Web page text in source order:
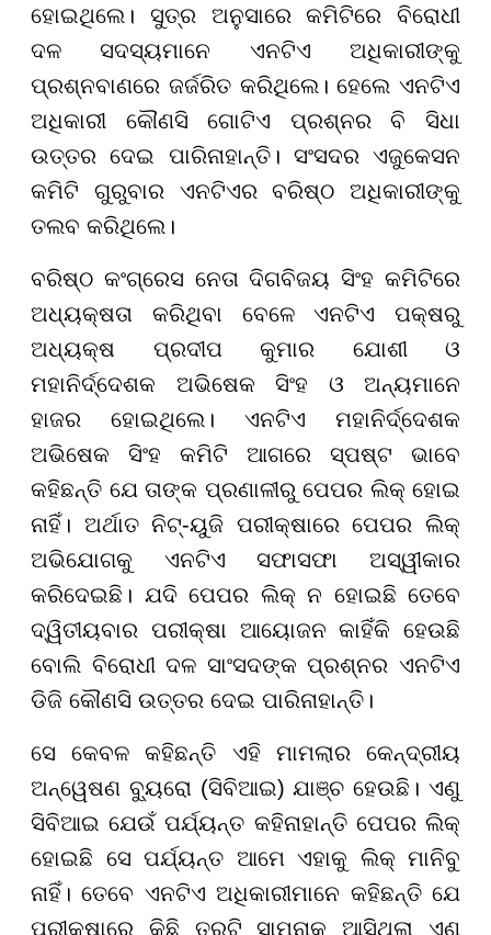
ହୋଇଥିଲେ। ସୁତ୍ର ଅନୁସାରେ କମିଟିରେ ବିରୋଧୀ
ଦଳ ସଦସ୍ୟମାନେ ଏନଟିଏ ଅଧିକାରୀଙ୍କୁ
ପ୍ରଶ୍ନବାଣରେ ଜର୍ଜରିତ କରିଥିଲେ। ହେଲେ ଏନଟିଏ
ଅଧିକାରୀ କୌଣସି ଗୋଟିଏ ପ୍ରଶ୍ନର ବି ସିଧା
ଉତ୍ତର ଦେଇ ପାରିନାହାନ୍ତି। ସଂସଦର ଏଜୁକେସନ
କମିଟି ଗୁରୁବାର ଏନଟିଏର ବରିଷ୍ଠ ଅଧିକାରୀଙ୍କୁ
ତଲବ କରିଥିଲେ।
ବରିଷ୍ଠ କଂଗ୍ରେସ ନେତା ଦିଗବିଜୟ ସିଂହ କମିଟିରେ
ଅଧ୍ୟକ୍ଷତା କରିଥିବା ବେଳେ ଏନଟିଏ ପକ୍ଷରୁ
ଅଧ୍ୟକ୍ଷ ପ୍ରଦୀପ କୁମାର ଯୋଶୀ ଓ
ମହାନିର୍ଦ୍ଦେଶକ ଅଭିଷେକ ସିଂହ ଓ ଅନ୍ୟମାନେ
ହାଜର ହୋଇଥିଲେ। ଏନଟିଏ ମହାନିର୍ଦ୍ଦେଶକ
ଅଭିଷେକ ସିଂହ କମିଟି ଆଗରେ ସ୍ପଷ୍ଟ ଭାବେ
କହିଛନ୍ତି ଯେ ତାଙ୍କ ପ୍ରଣାଳୀରୁ ପେପର ଲିକ୍ ହୋଇ
ନାହିଁ। ଅର୍ଥାତ ନିଟ୍-ୟୁଜି ପରୀକ୍ଷାରେ ପେପର ଲିକ୍
ଅଭିଯୋଗକୁ ଏନଟିଏ ସଫାସଫା ଅସ୍ୱୀକାର
କରିଦେଇଛି। ଯଦି ପେପର ଲିକ୍ ନ ହୋଇଛି ତେବେ
ଦ୍ୱିତୀୟବାର ପରୀକ୍ଷା ଆୟୋଜନ କାହିଁକି ହେଉଛି
ବୋଲି ବିରୋଧୀ ଦଳ ସାଂସଦଙ୍କ ପ୍ରଶ୍ନର ଏନଟିଏ
ଡିଜି କୌଣସି ଉତ୍ତର ଦେଇ ପାରିନାହାନ୍ତି।
ସେ କେବଳ କହିଛନ୍ତି ଏହି ମାମଲାର କେନ୍ଦ୍ରୀୟ
ଅନ୍ୱେଷଣ ବ୍ୟୁରୋ (ସିବିଆଇ) ଯାଞ୍ଚ ହେଉଛି। ଏଣୁ
ସିବିଆଇ ଯେଉଁ ପର୍ଯ୍ୟନ୍ତ କହିନାହାନ୍ତି ପେପର ଲିକ୍
ହୋଇଛି ସେ ପର୍ଯ୍ୟନ୍ତ ଆମେ ଏହାକୁ ଲିକ୍ ମାନିବୁ
ନାହିଁ। ତେବେ ଏନଟିଏ ଅଧିକାରୀମାନେ କହିଛନ୍ତି ଯେ
ପରୀକ୍ଷାରେ କିଛି ତ୍ରୁଟି ସାମ୍ନାକୁ ଆସିଥିଲା ଏଣୁ